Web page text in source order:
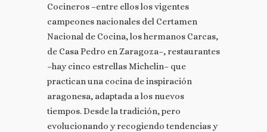
Cocineros –entre ellos los vigentes
campeones nacionales del Certamen
Nacional de Cocina, los hermanos Carcas,
de Casa Pedro en Zaragoza–, restaurantes
–hay cinco estrellas Michelin– que
practican una cocina de inspiración
aragonesa, adaptada a los nuevos
tiempos. Desde la tradición, pero
evolucionando y recogiendo tendencias y